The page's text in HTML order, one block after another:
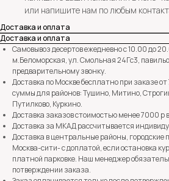
или напишите нам по любым
Доставка и оплата
Доставка и оплата
Самовывоз десертов ежедневно с 10.00 до
м.Беломорская, ул. Смольная 24Гс3,
предварительному звонку.
Доставка по Москве бесплатно при заказе
суммы для районов: Тушино, Митино,
Путилково, Куркино.
Доставка заказов стоимостью менее 7000
Доставка за МКАД рассчитывается
Доставка в центральные районы, городские
Москва-сити- с доплатой, если остановка
платной парковке. Наш менеджер
потверждении заказа.